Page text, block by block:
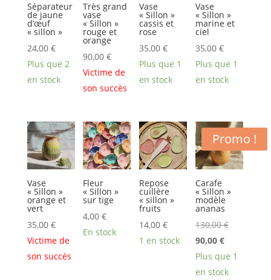
Séparateur
de jaune
d’œuf
« sillon »
24,00 €
Plus que 2
en stock
Très grand
vase
« Sillon »
rouge et
orange
90,00€
Victime de
son succès
Vase
« Sillon »
cassis et
rose
35,00€
Plus que 1
en stock
Vase
« Sillon »
marine et
ciel
35,00 €
Plus que 1
en stock
Vase
« Sillon »
orange et
vert
35,00 €
Victime de
son succès
Fleur
« Sillon »
sur tige
4,00€
En stock
Repose
cuillère
« sillon »
fruits
14,00€
1 en stock
Promo !
Carafe
« Sillon »
modèle
ananas
130,00€Le
initial
était :
90,00 €Le
prix
actuel
Plus que 1
en stock